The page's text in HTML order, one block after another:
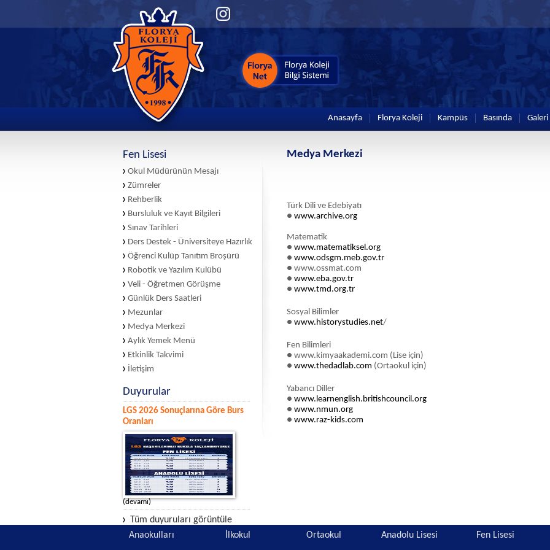
Anasayfa Florya Koleji Kampüs Basında Galeri
Fen Lisesi
Okul Müdürünün Mesajı
Zümreler
Rehberlik
Bursluluk ve Kayıt Bilgileri
Sınav Tarihleri
Ders Destek - Üniversiteye Hazırlık
Öğrenci Kulüp Tanıtım Broşürü
Robotik ve Yazılım Kulübü
Veli - Öğretmen Görüşme
Günlük Ders Saatleri
Mezunlar
Medya Merkezi
Aylık Yemek Menü
Etkinlik Takvimi
İletişim
Duyurular
LGS 2026 Sonuçlarına Göre Burs
Oranları
(devamı)
Tüm duyuruları görüntüle
Medya Merkezi
Türk Dili ve Edebiyatı
● www.archive.org
Matematik
● www.matematiksel.org
● www.odsgm.meb.gov.tr
● www.ossmat.com
● www.eba.gov.tr
● www.tmd.org.tr
Sosyal Bilimler
● www.historystudies.net/
Fen Bilimleri
● www.kimyaakademi.com (Lise için)
● www.thedadlab.com (Ortaokul için)
Yabancı Diller
● www.learnenglish.britishcouncil.org
● www.nmun.org
● www.raz-kids.com
Anaokulları İlkokul Ortaokul Anadolu Lisesi Fen Lisesi